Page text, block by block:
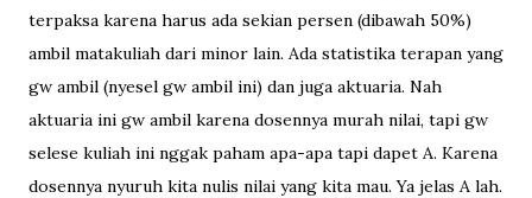
terpaksa karena harus ada sekian persen (dibawah 50%)
ambil matakuliah dari minor lain. Ada statistika terapan yang
gw ambil (nyesel gw ambil ini) dan juga aktuaria. Nah
aktuaria ini gw ambil karena dosennya murah nilai, tapi gw
selese kuliah ini nggak paham apa-apa tapi dapet A. Karena
dosennya nyuruh kita nulis nilai yang kita mau. Ya jelas A lah.